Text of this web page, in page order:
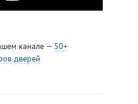
канале — 50+
дверей